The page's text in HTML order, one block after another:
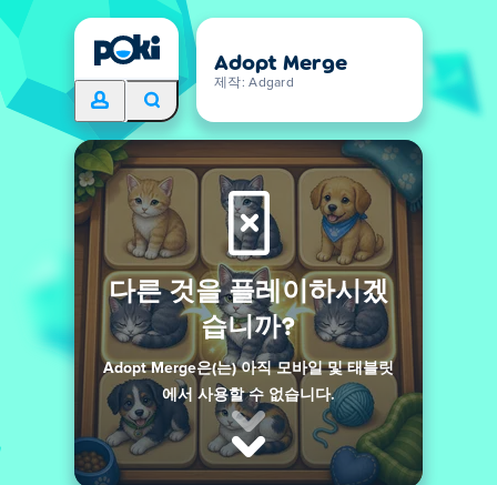
Adopt Merge
제작: Adgard
다른 것을 플레이하시겠
습니까?
Adopt Merge은(는) 아직 모바일 및 태블릿
에서 사용할 수 없습니다.